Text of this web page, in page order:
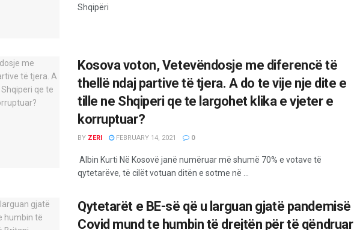
Shqipëri
Kosova voton, Vetevëndosje me diferencë të
thellë ndaj partive të tjera. A do te vije nje dite e
tille ne Shqiperi qe te largohet klika e vjeter e
korruptuar?
BY ZERI FEBRUARY 14, 2021 0
Albin Kurti Në Kosovë janë numëruar më shumë 70% e votave të
qytetarëve, të cilët votuan ditën e sotme në ...
Qytetarët e BE-së që u larguan gjatë pandemisë
Covid mund te humbin të drejtën për të qëndruar